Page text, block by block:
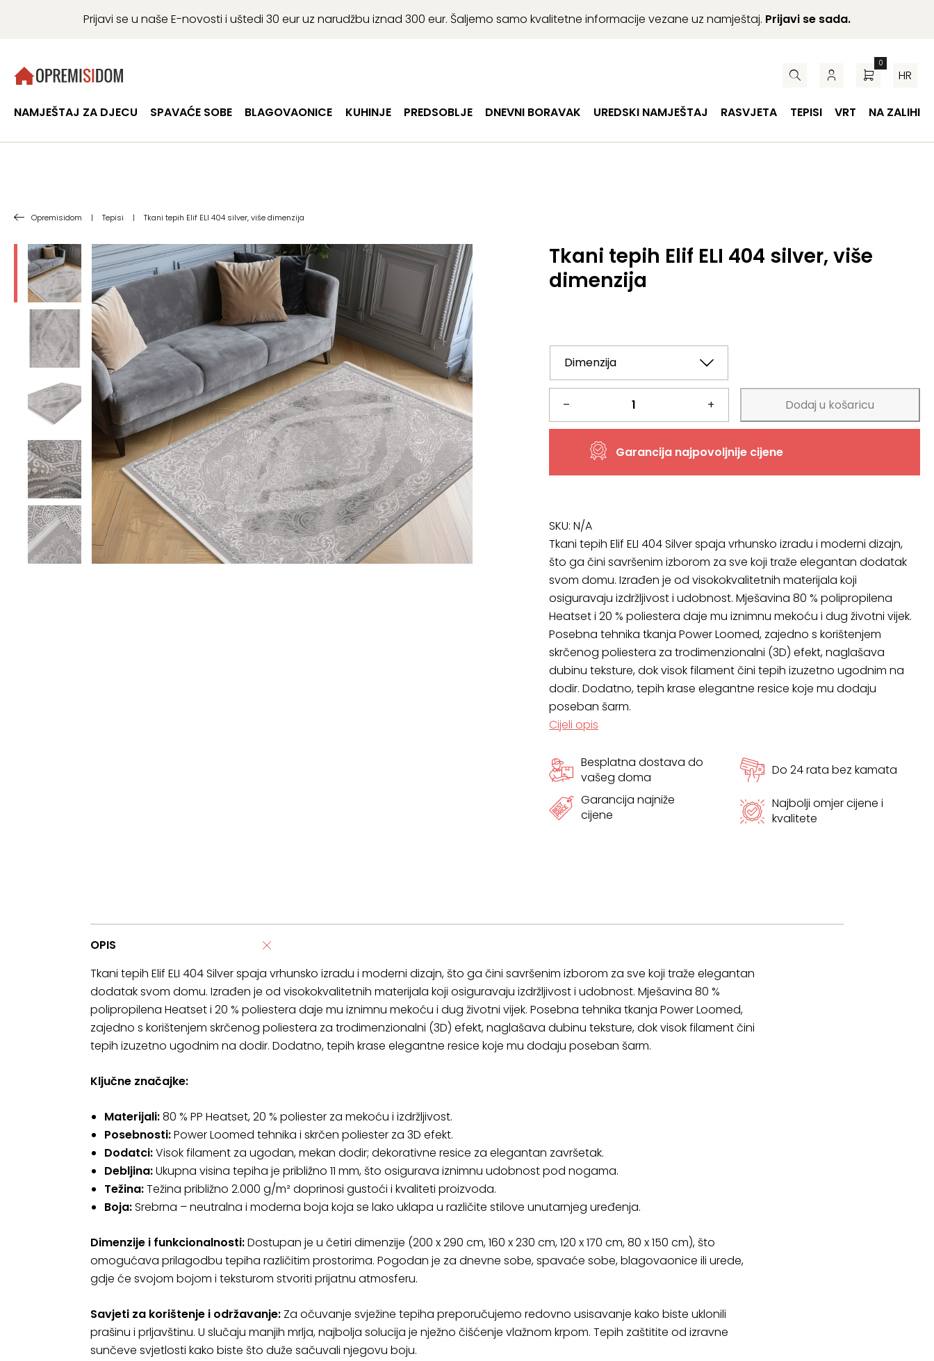
Prijavi se u naše E-novosti i uštedi 30 eur uz narudžbu iznad 300 eur. Šaljemo samo kvalitetne informacije vezane uz namještaj. Prijavi se sada.
0
HR
NAMJEŠTAJ ZA DJECU SPAVAĆE SOBE BLAGOVAONICE KUHINJE PREDSOBLJE DNEVNI BORAVAK UREDSKI NAMJEŠTAJ RASVJETA TEPISI VRT NA ZALIHI
Opremisidom | Tepisi | Tkani tepih Elif ELI 404 silver, više dimenzija
Tkani tepih Elif ELI 404 silver, više
dimenzija
–
Tkani
tepih
404
silver,
više
dimenzija
količina
+ Dodaj u košaricu
Garancija najpovoljnije cijene
SKU: N/A
Tkani tepih Elif ELI 404 Silver spaja vrhunsko izradu i moderni dizajn,
što ga čini savršenim izborom za sve koji traže elegantan dodatak
svom domu. Izrađen je od visokokvalitetnih materijala koji
osiguravaju izdržljivost i udobnost. Mješavina 80 % polipropilena
Heatset i 20 % poliestera daje mu iznimnu mekoću i dug životni vijek.
Posebna tehnika tkanja Power Loomed, zajedno s korištenjem
skrčenog poliestera za trodimenzionalni (3D) efekt, naglašava
dubinu teksture, dok visok filament čini tepih izuzetno ugodnim na
dodir. Dodatno, tepih krase elegantne resice koje mu dodaju
poseban šarm.
Cijeli opis
Besplatna dostava do
vašeg doma
Do 24 rata bez kamata
Garancija najniže
cijene
Najbolji omjer cijene i
kvalitete
OPIS
Tkani tepih Elif ELI 404 Silver spaja vrhunsko izradu i moderni dizajn, što ga čini savršenim izborom za sve koji traže elegantan
dodatak svom domu. Izrađen je od visokokvalitetnih materijala koji osiguravaju izdržljivost i udobnost. Mješavina 80 %
polipropilena Heatset i 20 % poliestera daje mu iznimnu mekoću i dug životni vijek. Posebna tehnika tkanja Power Loomed,
zajedno s korištenjem skrčenog poliestera za trodimenzionalni (3D) efekt, naglašava dubinu teksture, dok visok filament čini
tepih izuzetno ugodnim na dodir. Dodatno, tepih krase elegantne resice koje mu dodaju poseban šarm.
Ključne značajke:
Materijali:80 % PP Heatset, 20 % poliester za mekoću i izdržljivost.
Posebnosti:Power Loomed tehnika i skrčen poliester za 3D efekt.
Dodatci:Visok filament za ugodan, mekan dodir; dekorativne resice za elegantan završetak.
Debljina:Ukupna visina tepiha je približno 11 mm, što osigurava iznimnu udobnost pod nogama.
Težina:Težina približno 2.000 g/m² doprinosi gustoći i kvaliteti proizvoda.
Boja:Srebrna – neutralna i moderna boja koja se lako uklapa u različite stilove unutarnjeg uređenja.
Dimenzije i funkcionalnosti:Dostupan je u četiri dimenzije (200 x 290 cm, 160 x 230 cm, 120 x 170 cm, 80 x 150 cm), što
omogućava prilagodbu tepiha različitim prostorima. Pogodan je za dnevne sobe, spavaće sobe, blagovaonice ili urede,
gdje će svojom bojom i teksturom stvoriti prijatnu atmosferu.
Savjeti za korištenje i održavanje: Za očuvanje svježine tepiha preporučujemo redovno usisavanje kako biste uklonili
prašinu i prljavštinu. U slučaju manjih mrlja, najbolja solucija je nježno čišćenje vlažnom krpom. Tepih zaštitite od izravne
sunčeve svjetlosti kako biste što duže sačuvali njegovu boju.